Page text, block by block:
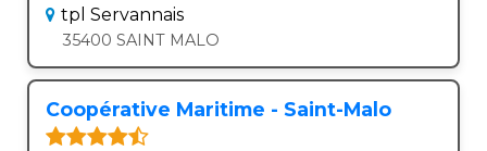
tpl Servannais
35400 SAINT MALO
Coopérative Maritime - Saint-Malo